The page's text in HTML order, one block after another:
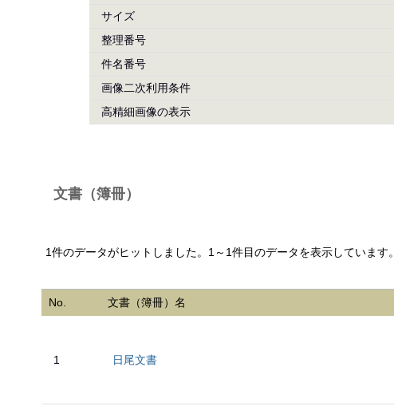
サイズ
整理番号
件名番号
画像二次利用条件
高精細画像の表示
文書（簿冊）
1件のデータがヒットしました。1～1件目のデータを表示しています。
No. 文書（簿冊）名
1 日尾文書